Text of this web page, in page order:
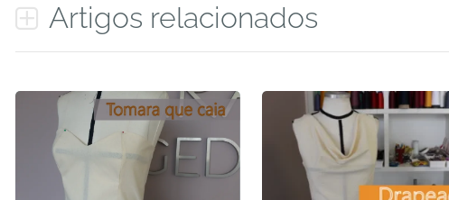
Artigos relacionados